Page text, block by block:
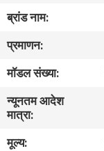
हमारे
बारे
कारखाना
ब्रांड नाम:
प्रमाणन:
मॉडल संख्या:
न्यूनतम आदेश
मात्रा:
मूल्य: